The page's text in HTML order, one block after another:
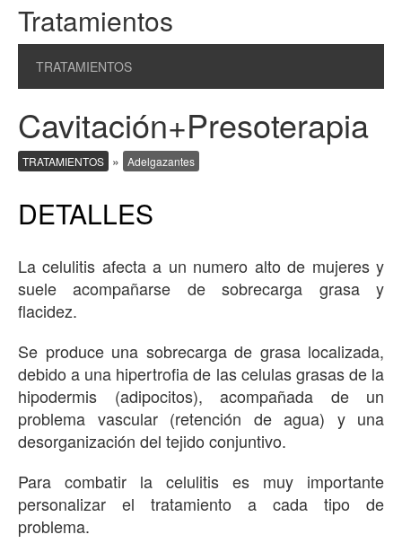
Tratamientos
TRATAMIENTOS
Cavitación+Presoterapia
TRATAMIENTOS » Adelgazantes
DETALLES
La celulitis afecta a un numero alto de mujeres y
suele acompañarse de sobrecarga grasa y
flacidez.
Se produce una sobrecarga de grasa localizada,
debido a una hipertrofia de las celulas grasas de la
hipodermis (adipocitos), acompañada de un
problema vascular (retención de agua) y una
desorganización del tejido conjuntivo.
Para combatir la celulitis es muy importante
personalizar el tratamiento a cada tipo de
problema.